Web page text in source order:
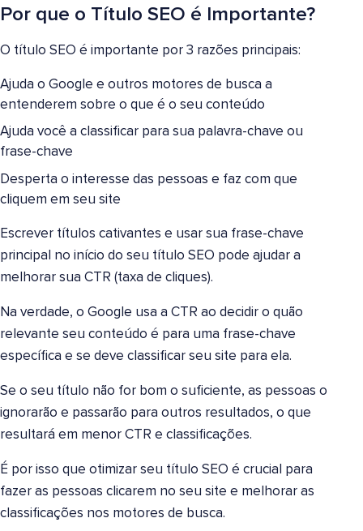
Por que o Título SEO é Importante?
O título SEO é importante por 3 razões principais:
Ajuda o Google e outros motores de busca a
entenderem sobre o que é o seu conteúdo
Ajuda você a classificar para sua palavra-chave ou
frase-chave
Desperta o interesse das pessoas e faz com que
cliquem em seu site
Escrever títulos cativantes e usar sua frase-chave
principal no início do seu título SEO pode ajudar a
melhorar sua CTR (taxa de cliques).
Na verdade, o Google usa a CTR ao decidir o quão
relevante seu conteúdo é para uma frase-chave
específica e se deve classificar seu site para ela.
Se o seu título não for bom o suficiente, as pessoas o
ignorarão e passarão para outros resultados, o que
resultará em menor CTR e classificações.
É por isso que otimizar seu título SEO é crucial para
fazer as pessoas clicarem no seu site e melhorar as
classificações nos motores de busca.